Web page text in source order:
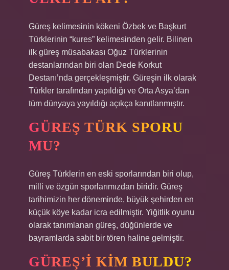
Güreş kelimesinin kökeni Özbek ve Başkurt
Türklerinin “kures” kelimesinden gelir. Bilinen
ilk güreş müsabakası Oğuz Türklerinin
destanlarından biri olan Dede Korkut
Destanı’nda gerçekleşmiştir. Güreşin ilk olarak
Türkler tarafından yapıldığı ve Orta Asya’dan
tüm dünyaya yayıldığı açıkça kanıtlanmıştır.
GÜREŞ TÜRK SPORU
MU?
Güreş Türklerin en eski sporlarından biri olup,
milli ve özgün sporlarımızdan biridir. Güreş
tarihimizin her döneminde, büyük şehirden en
küçük köye kadar icra edilmiştir. Yiğitlik oyunu
olarak tanımlanan güreş, düğünlerde ve
bayramlarda sabit bir tören haline gelmiştir.
GÜREŞ’I KIM BULDU?